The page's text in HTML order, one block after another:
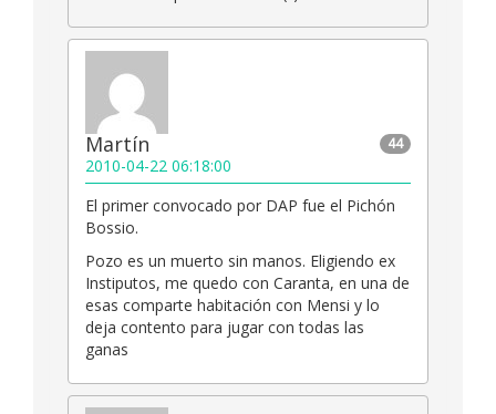
44
Martín
2010-04-22 06:18:00
El primer convocado por DAP fue el Pichón
Bossio.
Pozo es un muerto sin manos. Eligiendo ex
Instiputos, me quedo con Caranta, en una de
esas comparte habitación con Mensi y lo
deja contento para jugar con todas las
ganas